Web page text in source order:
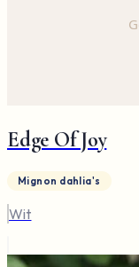
Edge Of Joy
Mignon dahlia's
Wit